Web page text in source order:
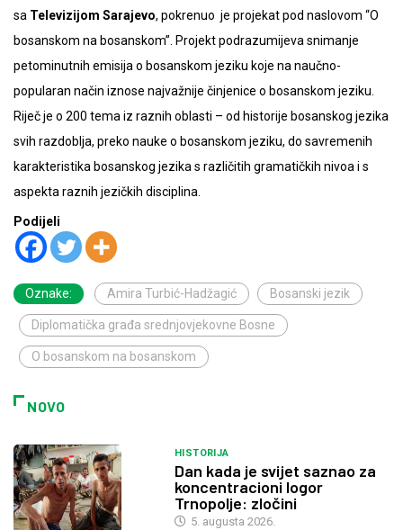
sa Televizijom Sarajevo, pokrenuo je projekat pod naslovom “O
bosanskom na bosanskom”. Projekt podrazumijeva snimanje
petominutnih emisija o bosanskom jeziku koje na naučno-
popularan način iznose najvažnije činjenice o bosanskom jeziku.
Riječ je o 200 tema iz raznih oblasti – od historije bosanskog jezika
svih razdoblja, preko nauke o bosanskom jeziku, do savremenih
karakteristika bosanskog jezika s različitih gramatičkih nivoa i s
aspekta raznih jezičkih disciplina.
Podijeli
Oznake: Amira Turbić-Hadžagić Bosanski jezik
Diplomatička građa srednjovjekovne Bosne
O bosanskom na bosanskom
NOVO
HISTORIJA
Dan kada je svijet saznao za
koncentracioni logor
Trnopolje: zločini
5. augusta 2026.